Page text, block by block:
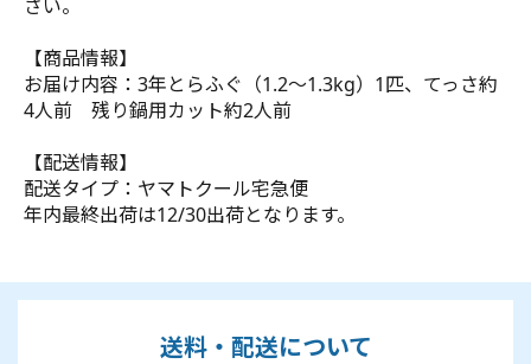
さい。
【商品情報】
お届け内容：3年とらふぐ（1.2～1.3kg）1匹、てっさ約
4人前 残り鍋用カット約2人前
【配送情報】
配送タイプ：ヤマトクール宅急便
年内最終出荷は12/30出荷となります。
送料・配送について